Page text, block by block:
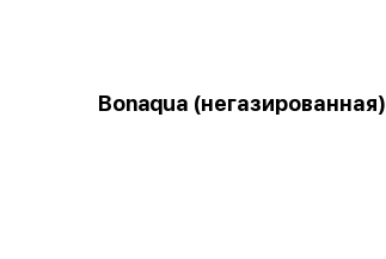
Bonaqua (негазированная)